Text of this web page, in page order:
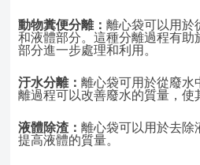
動物糞便分離：離心袋可以用於
和液體部分。這種分離過程有助
部分進一步處理和利用。
汙水分離：離心袋可用於從廢水
離過程可以改善廢水的質量，使
液體除渣：離心袋可以用於去除
提高液體的質量。